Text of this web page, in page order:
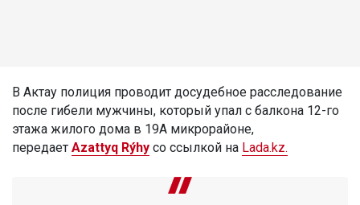
В Актау полиция проводит досудебное расследование
после гибели мужчины, который упал с балкона 12-го
этажа жилого дома в 19А микрорайоне,
передает Azattyq Rýhy со ссылкой на Lada.kz.